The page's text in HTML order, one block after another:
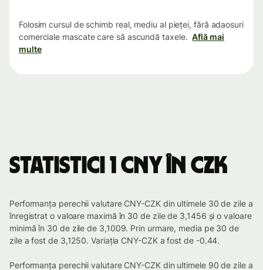
Folosim cursul de schimb real, mediu al pieței, fără adaosuri
comerciale mascate care să ascundă taxele. Află mai
multe
Statistici 1 CNY în CZK
Performanța perechii valutare CNY-CZK din ultimele 30 de zile a
înregistrat o valoare maximă în 30 de zile de 3,1456 și o valoare
minimă în 30 de zile de 3,1009. Prin urmare, media pe 30 de
zile a fost de 3,1250. Variația CNY-CZK a fost de -0.44.
Performanța perechii valutare CNY-CZK din ultimele 90 de zile a